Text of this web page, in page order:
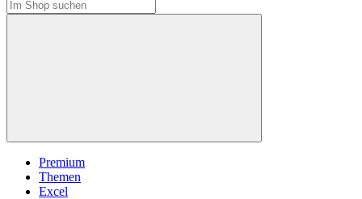
Premium
Themen
Excel